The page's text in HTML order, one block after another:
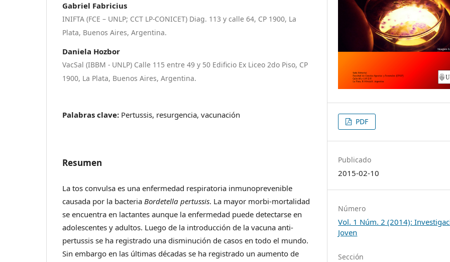
Gabriel Fabricius
INIFTA (FCE – UNLP; CCT LP-CONICET) Diag. 113 y calle 64, CP 1900, La
Plata, Buenos Aires, Argentina.
Daniela Hozbor
VacSal (IBBM - UNLP) Calle 115 entre 49 y 50 Edificio Ex Liceo 2do Piso, CP
1900, La Plata, Buenos Aires, Argentina.
Palabras clave: Pertussis, resurgencia, vacunación
Resumen
La tos convulsa es una enfermedad respiratoria inmunoprevenible
causada por la bacteriaBordetella pertussis. La mayor morbi-mortalidad
se encuentra en lactantes aunque la enfermedad puede detectarse en
adolescentes y adultos. Luego de la introducción de la vacuna anti-
pertussis se ha registrado una disminución de casos en todo el mundo.
Sin embargo en las últimas décadas se ha registrado un aumento de
PDF
Publicado
2015-02-10
Número
Vol. 1 Núm. 2 (2014):
Joven
Sección